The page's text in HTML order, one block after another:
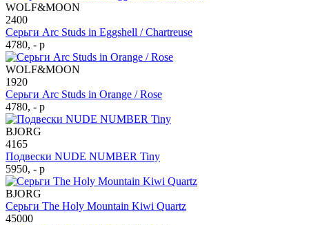
WOLF&MOON
2400
Серьги Arc Studs in Eggshell / Chartreuse
4780, - р
WOLF&MOON
1920
Серьги Arc Studs in Orange / Rose
4780, - р
BJORG
4165
Подвески NUDE NUMBER Tiny
5950, - р
BJORG
Серьги The Holy Mountain Kiwi Quartz
45000